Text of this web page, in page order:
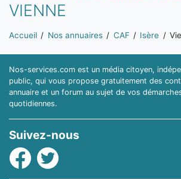
VIENNE
Vous êtes ici:
Accueil Nos annuaires CAF Isère
Nos-services.com est un média citoyen,
public, qui vous propose gratuitement des
annuaire et un forum au sujet de vos
quotidiennes.
Suivez-nous
Facebook
Twitter